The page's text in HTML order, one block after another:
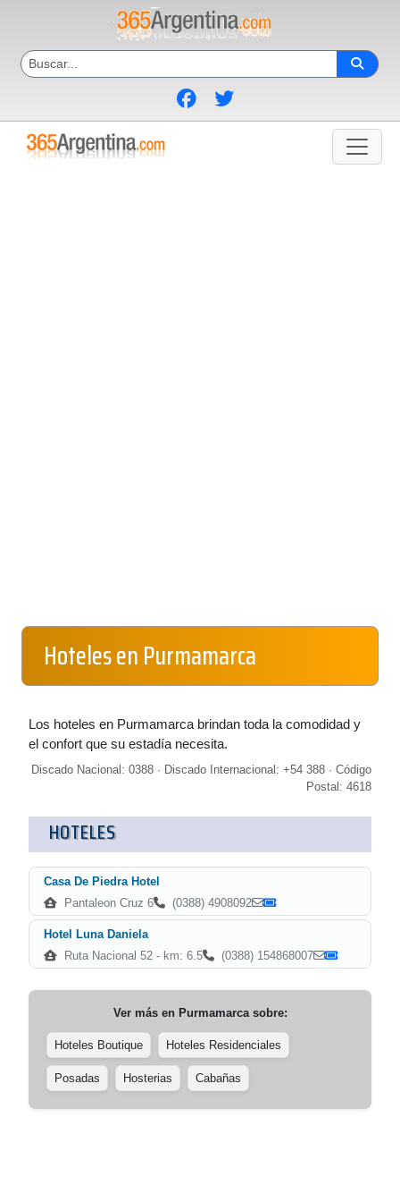
Hoteles en Purmamarca
Los hoteles en Purmamarca brindan toda la comodidad y
el confort que su estadía necesita.
Discado Nacional: 0388 · Discado Internacional: +54 388 · Código
Postal: 4618
HOTELES
Casa De Piedra Hotel
Pantaleon Cruz 6
(0388) 4908092
Hotel Luna Daniela
Ruta Nacional 52 - km: 6.5
(0388) 154868007
Ver más en Purmamarcasobre:
Hoteles Boutique Hoteles Residenciales
Posadas Hosterias Cabañas